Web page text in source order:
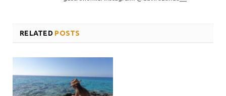
RELATED POSTS